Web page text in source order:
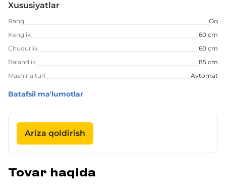
Xususiyatlar
Rang
Oq
Kenglik
60 cm
Chuqurlik
60 cm
Balandlik
85 cm
Mashina turi
Avtomat
Batafsil ma'lumotlar
Ariza qoldirish
Tovar haqida